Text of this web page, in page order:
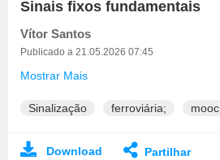
Sinais fixos fundamentais
Vítor Santos
Publicado a 21.05.2026 07:45
Mostrar Mais
Sinalização ferroviária; mooc
Download Partilhar